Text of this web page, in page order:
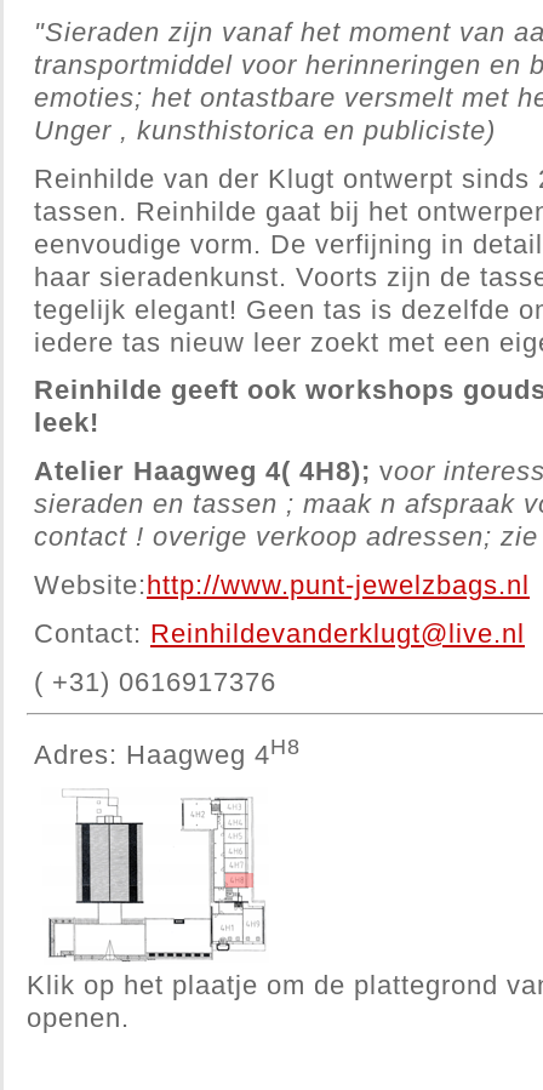
"Sieraden zijn vanaf het moment van
transportmiddel voor herinneringen en
emoties; het ontastbare versmelt met
Unger , kunsthistorica en publiciste)
Reinhilde van der Klugt ontwerpt sinds
tassen. Reinhilde gaat bij het
eenvoudige vorm. De verfijning in
haar sieradenkunst. Voorts zijn de
tegelijk elegant! Geen tas is dezelfde
iedere tas nieuw leer zoekt met een
Reinhilde geeft ook workshops
leek!
Atelier Haagweg 4( 4H8); voor
sieraden en tassen ; maak n afspraak
contact ! overige verkoop adressen;
Website:http://www.punt-jewelzbags.nl
Contact: Reinhildevanderklugt@live.nl
( +31) 0616917376
Adres: Haagweg 4H8
Klik op het plaatje om de plattegrond
openen.